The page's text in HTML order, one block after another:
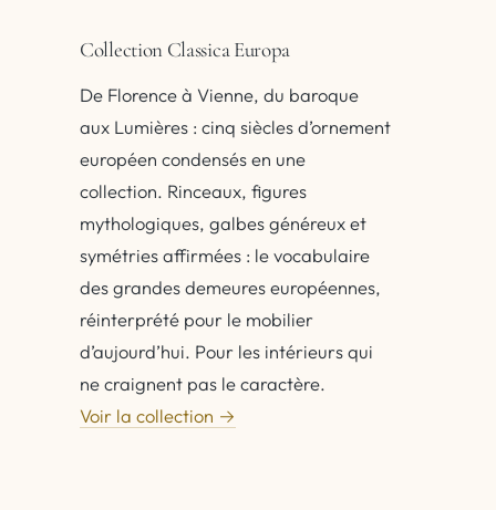
Collection Classica Europa
De Florence à Vienne, du baroque
aux Lumières : cinq siècles d’ornement
européen condensés en une
collection. Rinceaux, figures
mythologiques, galbes généreux et
symétries affirmées : le vocabulaire
des grandes demeures européennes,
réinterprété pour le mobilier
d’aujourd’hui. Pour les intérieurs qui
ne craignent pas le caractère.
Voir la collection →